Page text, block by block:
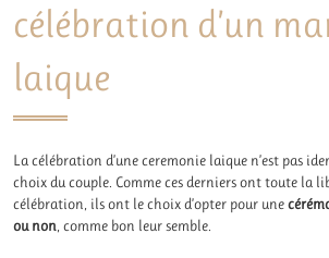
célébration d’un
laique
La célébration d’une ceremonie laique n’est pas
choix du couple. Comme ces derniers ont toute la
célébration, ils ont le choix d’opter pour une
ou non , comme bon leur semble.